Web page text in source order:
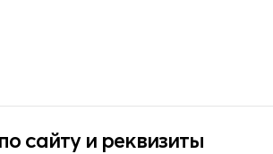
сайту и реквизиты